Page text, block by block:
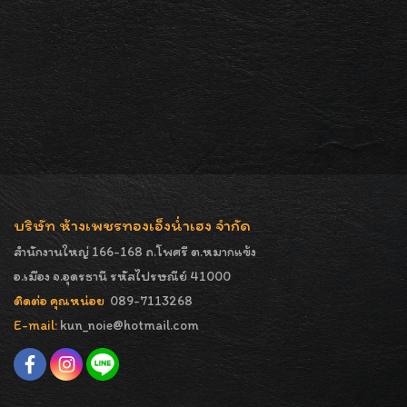
บริษัท ห้างเพชรทองเอ็งน่ำเฮง จำกัด
สำนักงานใหญ่ 166-168 ถ.โพศรี ต.หมากแข้ง
อ.เมือง จ.อุดรธานี รหัสไปรษณีย์ 41000
ติดต่อ คุณหน่อย 089-7113268
E-mail: kun_noie@hotmail.com